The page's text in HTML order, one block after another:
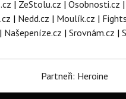
| ZeStolu.cz | Osobnosti.cz |
| Nedd.cz | Moulík.cz |
| Našepeníze.cz | Srovnám.cz |
Partneři: Heroine